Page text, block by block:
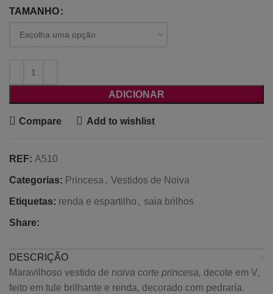
TAMANHO
ADICIONAR
Compare Add to wishlist
REF: A510
Categorias: Princesa , Vestidos de Noiva
Etiquetas: renda e espartilho , saia brilhos
Share:
DESCRIÇÃO
Maravilhoso vestido de noiva corte princesa, decote em V,
feito em tule brilhante e renda, decorado com pedraría.